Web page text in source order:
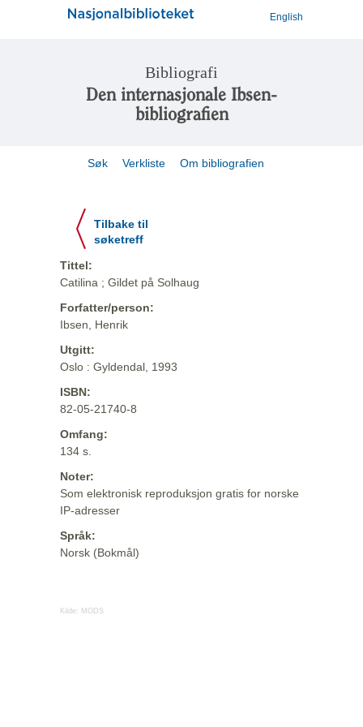
English
Bibliografi
Den internasjonale Ibsen-
bibliografien
Søk Verkliste Om bibliografien
Tilbake til
søketreff
Tittel:
Catilina ; Gildet på Solhaug
Forfatter/person:
Ibsen, Henrik
Utgitt:
Oslo : Gyldendal, 1993
ISBN:
82-05-21740-8
Omfang:
134 s.
Noter:
Som elektronisk reproduksjon gratis for norske
IP-adresser
Språk:
Norsk (Bokmål)
Kilde: MODS